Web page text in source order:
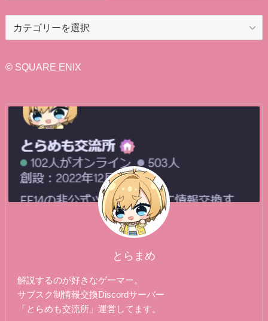
リ
© SQUARE ENIX
とらまめ
解説するのが好きなゲーマー。
サブスク制情報交換Discordサーバー
「とらめも交流所」運営してます。